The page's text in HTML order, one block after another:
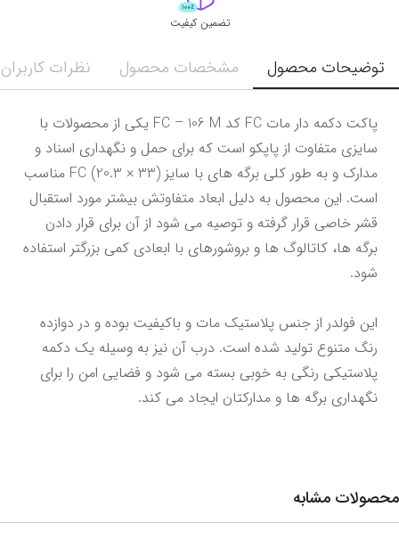
تضمین کیفیت
توضیحات محصول مشخصات محصول نظرات کاربران
نگهداری برگه ها و مدارکتان ایجاد می کند.
محصولات مشابه